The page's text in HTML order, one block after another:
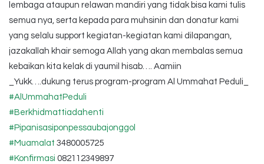
lembaga ataupun relawan mandiri yang tidak bisa kami tulis
semua nya, serta kepada para muhsinin dan donatur kami
yang selalu support kegiatan-kegiatan kami dilapangan,
jazakallah khair semoga Allah yang akan membalas semua
kebaikan kita kelak di yaumil hisab…. Aamiin
_Yukk….dukung terus program-program Al Ummahat Peduli_
#AlUmmahatPeduli
#Berkhidmattiadahenti
#Pipanisasiponpessaubajonggol
#Muamalat 3480005725
#Konfirmasi 082112349897